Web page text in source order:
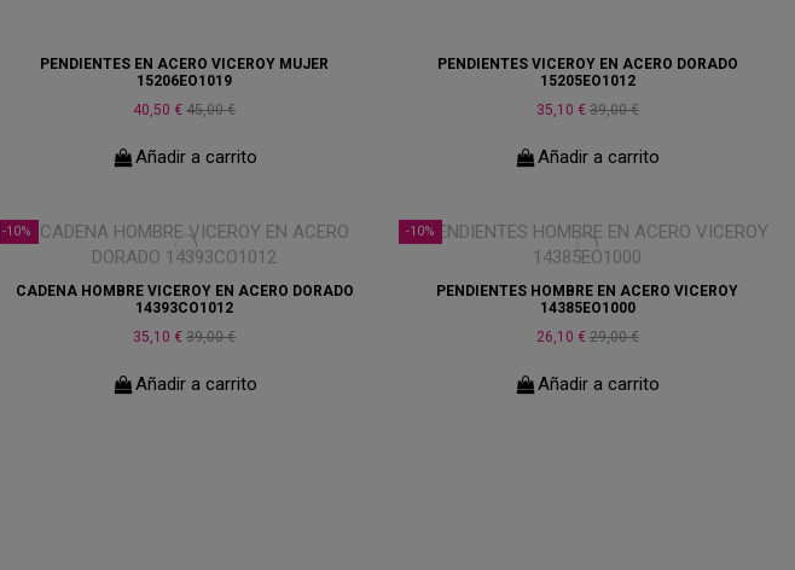
PENDIENTES EN ACERO VICEROY MUJER
15206EO1019
40,50 €45,00 €
Añadir a carrito
PENDIENTES VICEROY EN ACERO DORADO
15205EO1012
35,10 € 39,00 €
Añadir a carrito
-10%
CADENA HOMBRE VICEROY EN ACERO DORADO
14393CO1012
35,10 €39,00 €
Añadir a carrito
-10%
PENDIENTES HOMBRE EN ACERO VICEROY
14385EO1000
26,10 € 29,00 €
Añadir a carrito